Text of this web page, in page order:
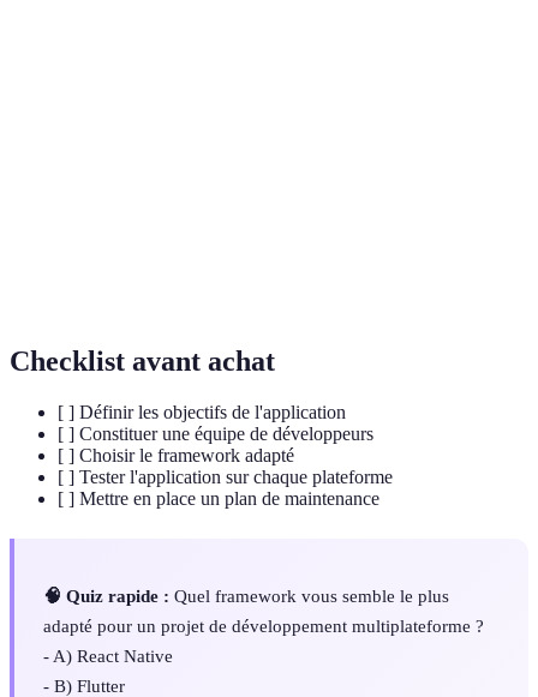
Checklist avant achat
[ ] Définir les objectifs de l'application
[ ] Constituer une équipe de développeurs
[ ] Choisir le framework adapté
[ ] Tester l'application sur chaque plateforme
[ ] Mettre en place un plan de maintenance
🧠 Quiz rapide : Quel framework vous semble le plus
adapté pour un projet de développement multiplateforme ?
- A) React Native
- B) Flutter